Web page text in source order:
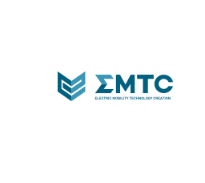
댓글 작성